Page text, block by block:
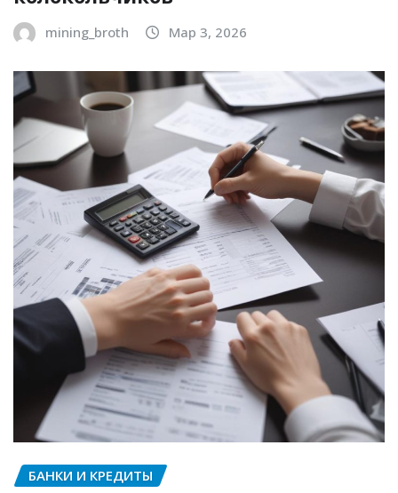
mining_broth Мар 3, 2026
БАНКИ И КРЕДИТЫ